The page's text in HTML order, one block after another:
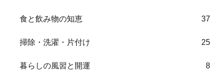
食と飲み物の知恵 37
掃除・洗濯・片付け 25
暮らしの風習と開運 8